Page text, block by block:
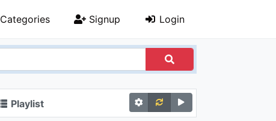
Categories Signup Login
Playlist